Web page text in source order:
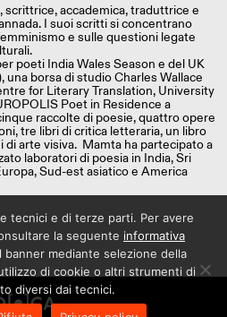
scrittrice, accademica, traduttrice e
I suoi scritti si concentrano
e sulle questioni legate
poeti India Wales Season e del UK
una borsa di studio Charles Wallace
for Literary Translation, University
Poet in Residence a
raccolte di poesie, quattro opere
tre libri di critica letteraria, un libro
arte visiva. Mamta ha partecipato a
laboratori di poesia in India, Sri
Sud-est asiatico e America
tecnici e di terze parti. Per avere
la seguente informativa
banner mediante selezione della
di cookie o altri strumenti di
diversi dai tecnici.